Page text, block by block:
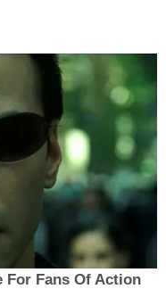
For Fans Of Action